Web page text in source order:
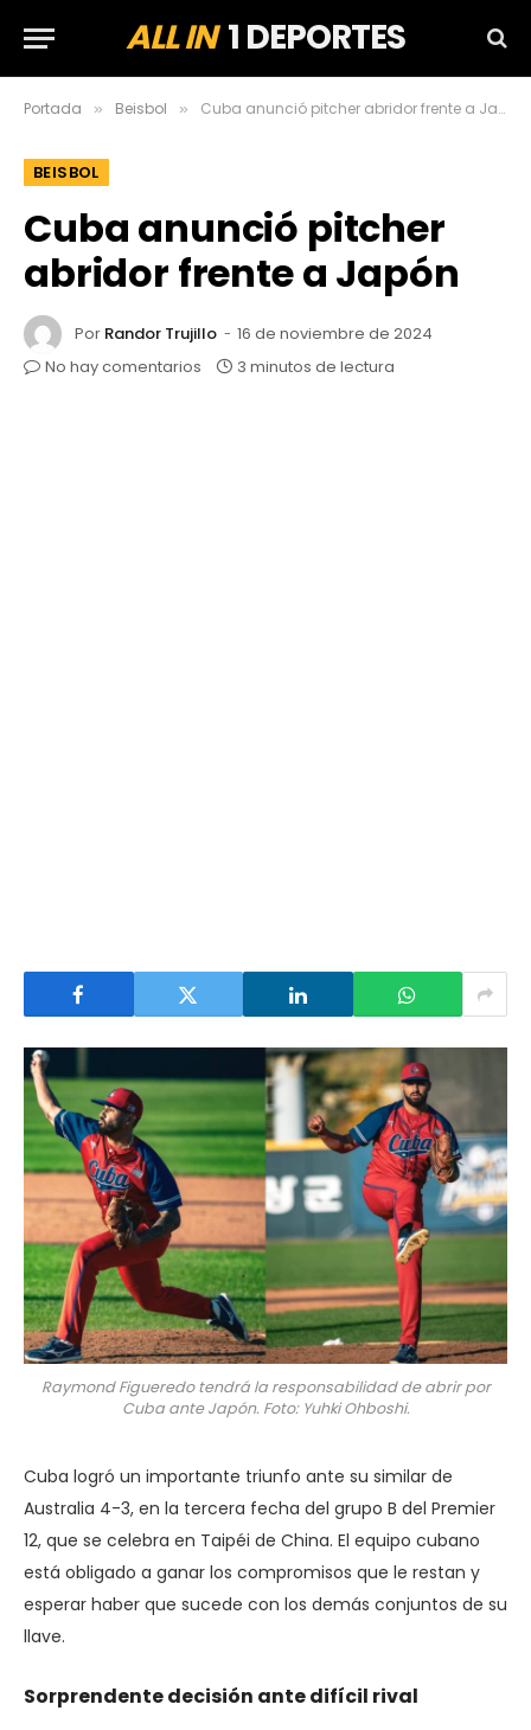
ALL IN1 DEPORTES
Portada » Beisbol » Cuba anunció pitcher abridor frente a Japón
BEISBOL
Cuba anunció pitcher
abridor frente a Japón
Por Randor Trujillo
16 de noviembre de 2024
No hay comentarios
3 minutos de lectura
Raymond Figueredo tendrá la responsabilidad de abrir por
Cuba ante Japón. Foto: Yuhki Ohboshi.
Cuba logró un importante triunfo ante su similar de
Australia 4-3, en la tercera fecha del grupo B del Premier
12, que se celebra en Taipéi de China. El equipo cubano
está obligado a ganar los compromisos que le restan y
esperar haber que sucede con los demás conjuntos de su
llave.
Sorprendente decisión ante difícil rival